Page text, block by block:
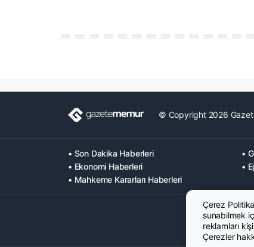
© Copyright 2026
• Son Dakika Haberleri •
• Ekonomi Haberleri
•
• Mahkeme Kararları Haberleri
Çerez
sunabilmek
reklamları
Çerezler